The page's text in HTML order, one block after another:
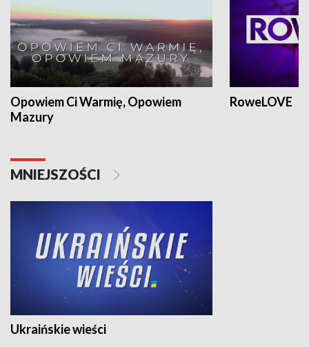
Opowiem Ci Warmię, Opowiem
Mazury
RoweLOVE
MNIEJSZOŚCI
Ukraińskie wieści